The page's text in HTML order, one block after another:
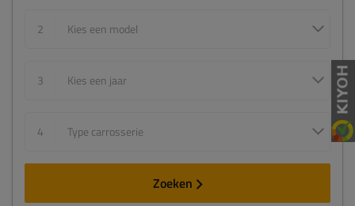
2 Kies een model
3 Kies een jaar
4 Type carrosserie
Zoeken